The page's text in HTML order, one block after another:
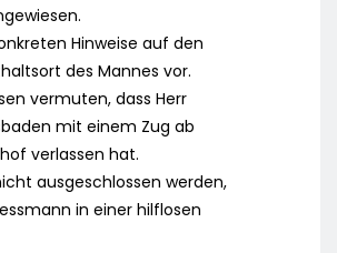
Hinweise auf den
des Mannes vor.
vermuten, dass Herr
mit einem Zug ab
verlassen hat.
ausgeschlossen werden,
in einer hilflosen